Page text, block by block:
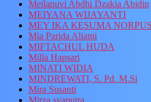
Meilanuvi Abdhi Dzakia Abidin
MEIYANA WIJAYANTI
MEY IKA KESUMA
Mia Parida Aliami
MIFTACHUL HUDA
Milla Hapsari
MINATI WIDIA
MINDREWATI, S. Pd. M.Si
Mira Susanti
Mirza syaputra